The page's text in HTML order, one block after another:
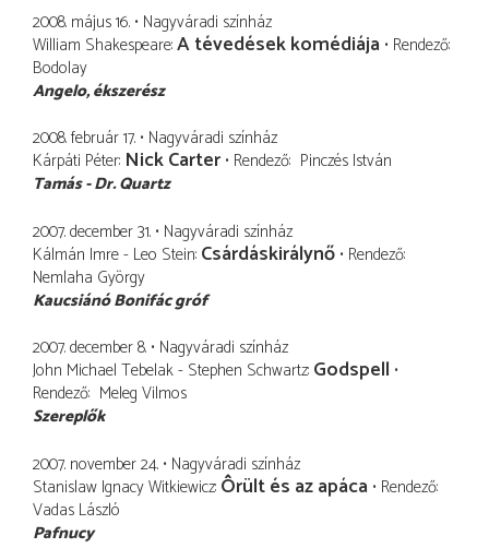
2008. május 16. Nagyváradi színház
William Shakespeare A tévedések komédiája Rendező
Bodolay
Angelo ékszerész
2008. február 17. Nagyváradi színház
Kárpáti Péter Nick Carter Rendező Pinczés István
Tamás - Dr. Quartz
2007. december 31. Nagyváradi színház
Kálmán Imre - Leo Stein Csárdáskirálynő Rendező
Nemlaha György
Kaucsiánó Bonifác gróf
2007. december 8. Nagyváradi színház
John Michael Tebelak - Stephen Schwartz Godspell
Rendező Meleg Vilmos
Szereplők
2007. november 24. Nagyváradi színház
Stanislaw Ignacy Witkiewicz Ôrült és az apáca Rendező
Vadas László
Pafnucy